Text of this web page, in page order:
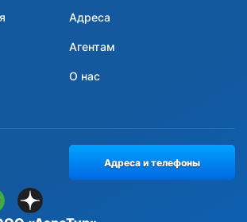
Адреса
Агентам
О нас
Адреса и телефоны